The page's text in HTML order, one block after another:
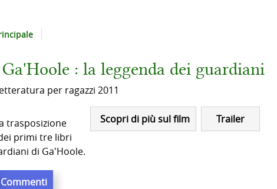
: la leggenda dei guardiani
per ragazzi 2011
Trailer
Scopri di più sul film
trasposizione
primi tre libri
di Ga'Hoole.
Commenti